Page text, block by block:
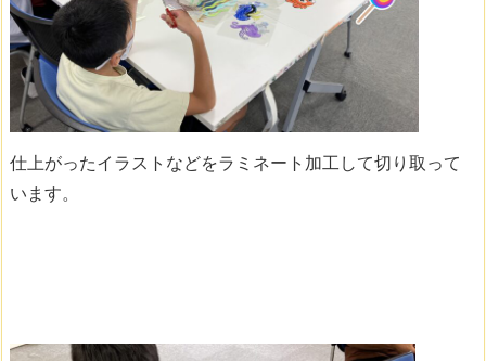
仕上がったイラストなどをラミネート加工して切り取って
います。